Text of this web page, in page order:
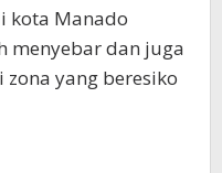
kota Manado
menyebar dan juga
yang beresiko